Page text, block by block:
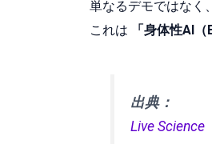
単なるデモではなく、
これは
「身体性AI
出典：
Live Science